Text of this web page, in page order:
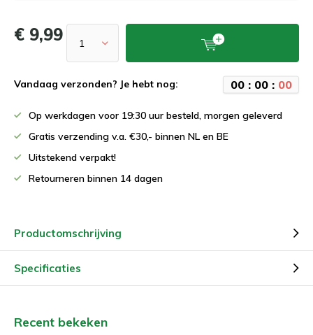
€ 9,99
Vandaag verzonden? Je hebt nog: 00: 00: 00
Op werkdagen voor 19:30 uur besteld, morgen geleverd
Gratis verzending v.a. €30,- binnen NL en BE
Uitstekend verpakt!
Retourneren binnen 14 dagen
Productomschrijving
Specificaties
Recent bekeken